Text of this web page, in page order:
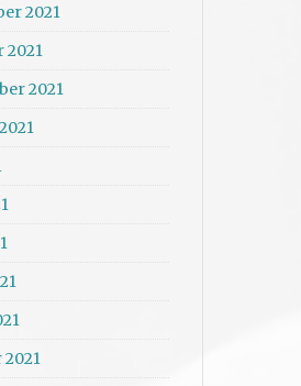
2021
2021
2021